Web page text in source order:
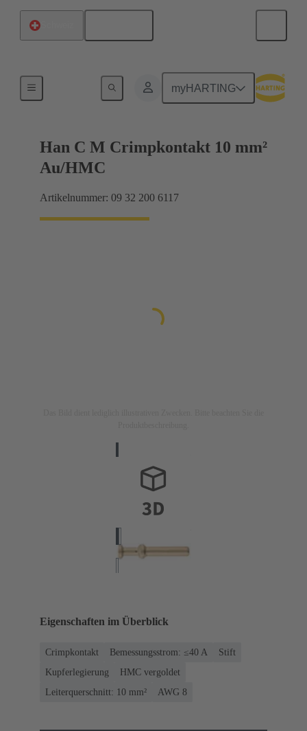
myHARTING
Han C M Crimpkontakt 10 mm²
Au/HMC
Artikelnummer: 09 32 200 6117
Eigenschaften im Überblick
Crimpkontakt Bemessungsstrom: ≤40 A
Stift
Kupferlegierung
HMC vergoldet
Leiterquerschnitt: 10 mm²
AWG 8